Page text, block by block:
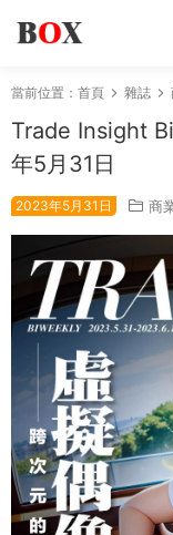
當前位置： 首頁 雜誌
Trade Insight
年5月31日
2023年5月31日 商